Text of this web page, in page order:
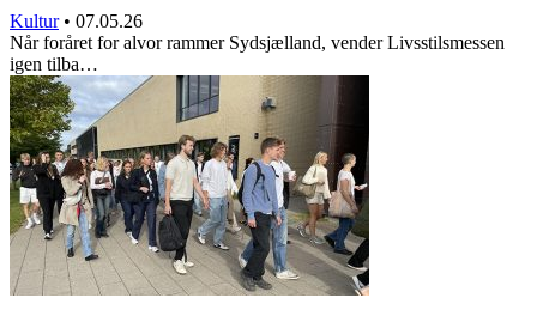
Kultur • 07.05.26
Når foråret for alvor rammer Sydsjælland, vender Livsstilsmessen
igen tilba…